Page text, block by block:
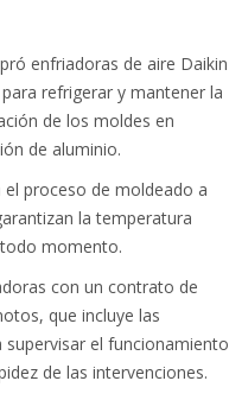
enfriadoras de aire Daikin
refrigerar y mantener la
de los moldes en
de aluminio.
proceso de moldeado a
la temperatura
momento.
con un contrato de
que incluye las
el funcionamiento
de las intervenciones.